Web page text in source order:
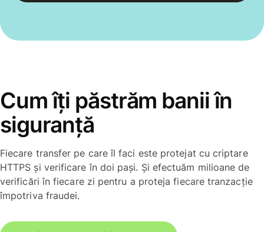
Cum îți păstrăm banii în
siguranță
Fiecare transfer pe care îl faci este protejat cu criptare
HTTPS și verificare în doi pași. Și efectuăm milioane de
verificări în fiecare zi pentru a proteja fiecare tranzacție
împotriva fraudei.